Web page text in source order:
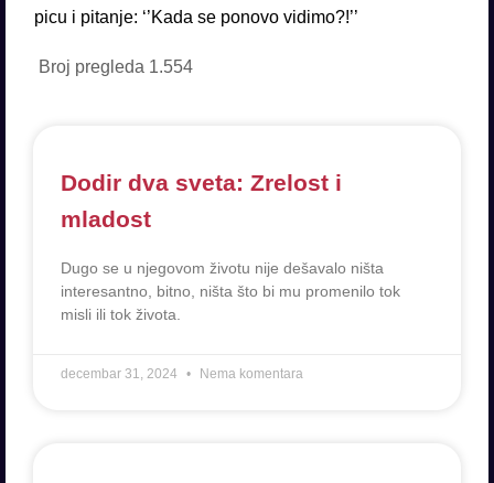
picu i pitanje: ‘’Kada se ponovo vidimo?!’’
Broj pregleda 1.554
Dodir dva sveta: Zrelost i
mladost
Dugo se u njegovom životu nije dešavalo ništa
interesantno, bitno, ništa što bi mu promenilo tok
misli ili tok života.
decembar 31, 2024 Nema komentara